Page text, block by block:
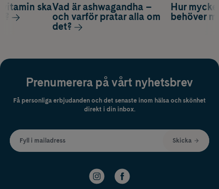
Hur
behöver
skaVad är ashwagandha –
och varför pratar alla om
det?
Prenumerera på vårt nyhetsbrev
Få personliga erbjudanden och det senaste inom hälsa och skönhet
direkt i din inbox.
Fyll i mailadress Skicka